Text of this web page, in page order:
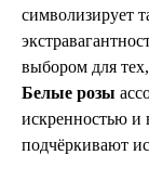
символизирует
выбором для
Белые розы
искренностью
подчёркивают